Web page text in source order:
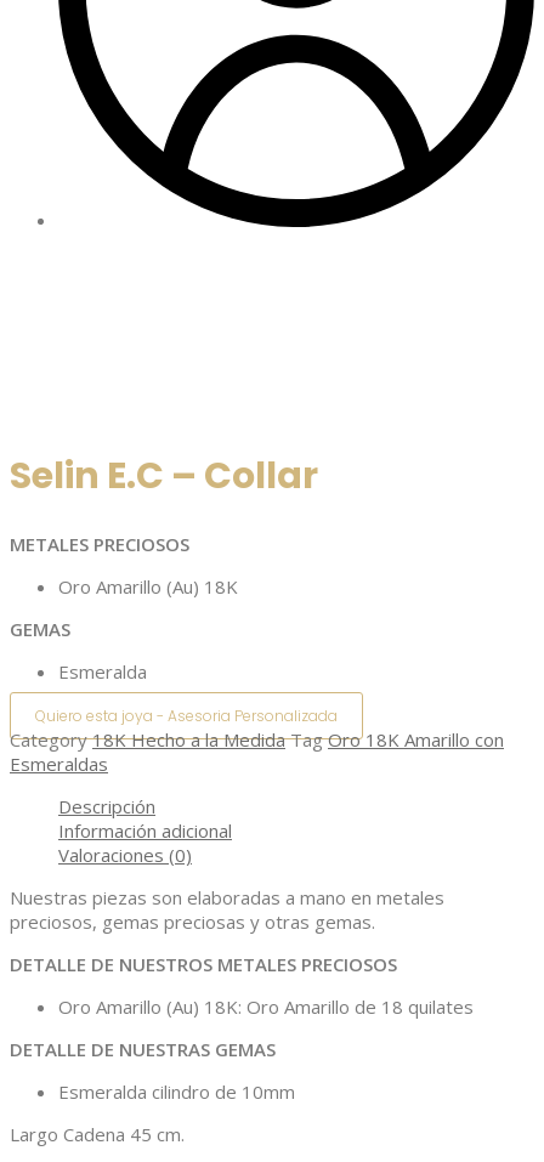
Selin E.C – Collar
METALES PRECIOSOS
Oro Amarillo (Au) 18K
GEMAS
Esmeralda
Quiero esta joya - Asesoria Personalizada
Category 18K Hecho a la Medida Tag Oro 18K Amarillo con
Esmeraldas
Descripción
Información adicional
Valoraciones (0)
Nuestras piezas son elaboradas a mano en metales
preciosos, gemas preciosas y otras gemas.
DETALLE DE NUESTROS METALES PRECIOSOS
Oro Amarillo (Au) 18K: Oro Amarillo de 18 quilates
DETALLE DE NUESTRAS GEMAS
Esmeralda cilindro de 10mm
Largo Cadena 45 cm.